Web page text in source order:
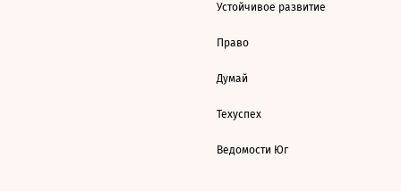
Устойчивое развитие
Право
Думай
Техуспех
Ведомости Юг